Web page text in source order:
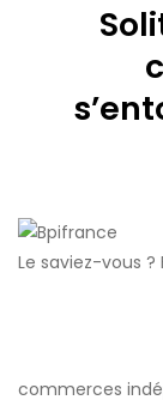
Le saviez-vous ?
commerces